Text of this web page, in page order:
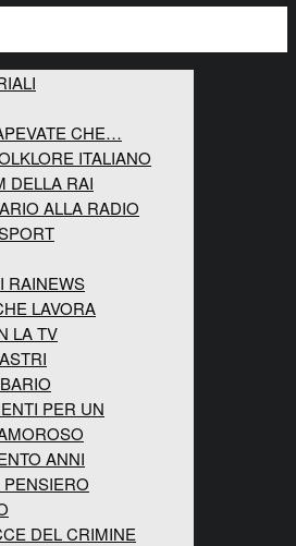
CHE…
ITALIANO
DELLA RAI
ALLA RADIO
RAINEWS
LAVORA
LA TV
PER UN
ANNI
DEL CRIMINE